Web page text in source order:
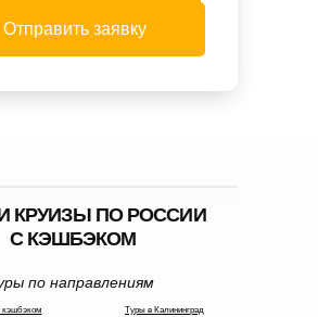
Отправить заявку
Отправить заявку
КРУИЗЫ ПО РОССИИ
С КЭШБЭКОМ
Туры в Калининград
кэшбэком
по направлениям